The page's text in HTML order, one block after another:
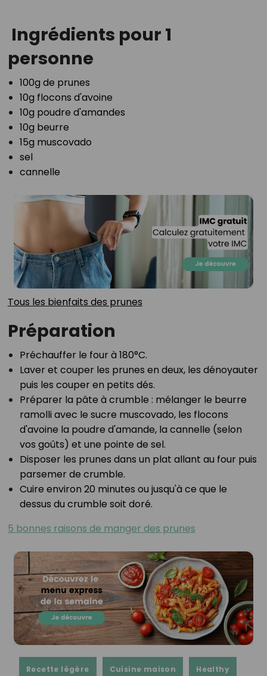
Ingrédients pour 1
personne
100g de prunes⁣
10g flocons d'avoine⁣
10g poudre d'amandes⁣
10g beurre⁣
15g muscovado⁣
sel⁣
cannelle⁣
Tous les bienfaits des prunes⁣
Préparation
Préchauffer le four à 180°C.⁣
⁣Laver et couper les prunes en deux, les dénoyauter
puis les couper en petits dés.⁣
⁣Préparer la pâte à crumble : mélanger le beurre
ramolli avec le sucre muscovado, les flocons
d'avoine la poudre d'amande, la cannelle (selon
vos goûts) et une pointe de sel.⁣
⁣Disposer les prunes dans un plat allant au four puis
parsemer de crumble.⁣
⁣Cuire environ 20 minutes ou jusqu'à ce que le
dessus du crumble soit doré.⁣
5 bonnes raisons de manger des prunes
Recette légère Cuisine maison Healthy